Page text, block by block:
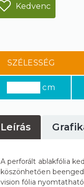
Kedvenc
SZÉLESSÉG
cm
Leírás
A perforált ablakfólia
köszönhetően
vision fólia